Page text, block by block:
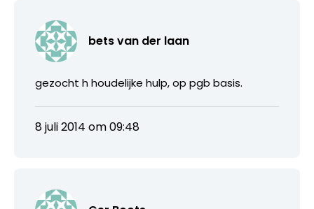
bets van der laan
gezocht h houdelijke hulp, op pgb basis.
8 juli 2014 om 09:48